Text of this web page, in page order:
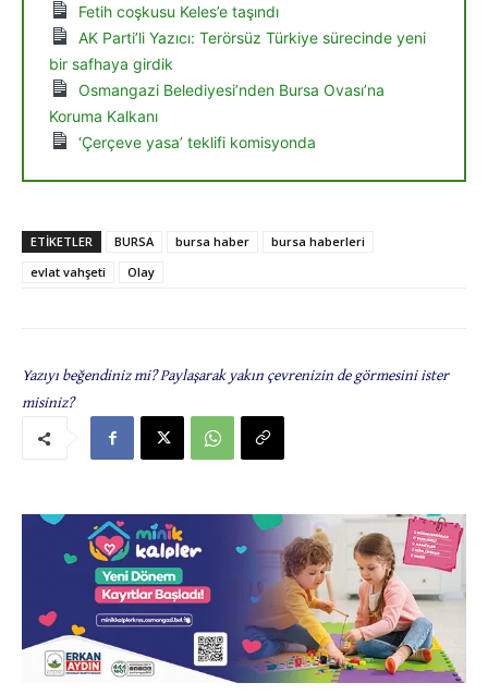
Fetih coşkusu Keles’e taşındı
AK Parti’li Yazıcı: Terörsüz Türkiye sürecinde yeni
bir safhaya girdik
Osmangazi Belediyesi’nden Bursa Ovası’na
Koruma Kalkanı
‘Çerçeve yasa’ teklifi komisyonda
ETIKETLER BURSA bursa haber
bursa haberleri
evlat vahşeti
Olay
Yazıyı beğendiniz mi? Paylaşarak yakın çevrenizin de görmesini ister
misiniz?